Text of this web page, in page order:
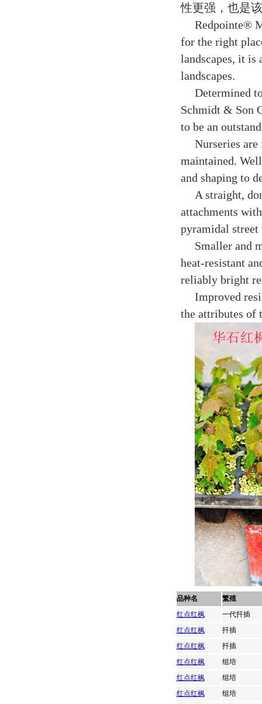
性更强，也是
Redpointe®
for the right
landscapes, it is
landscapes.
Determined
Schmidt & Son
to be an
Nurseries
maintained.
and shaping to
A straight,
attachments
pyramidal street
Smaller and
heat-resistant
reliably bright
Improved
the attributes of
品种名
繁殖
红点红枫
一代扦插
红点红枫
扦插
红点红枫
扦插
红点红枫
组培
红点红枫
组培
红点红枫
组培